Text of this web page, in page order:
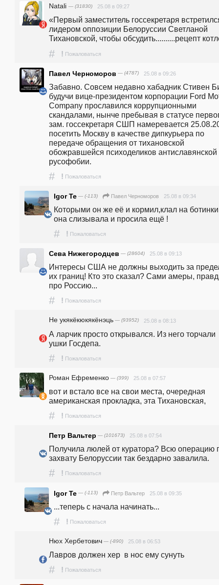
Natali — (31830) 25.08 в 09:27
«Первый заместитель госсекретаря
лидером оппозиции Белоруссии Светланой
Тихановской, чтобы обсудить..........рецепт
# ! Пожаловаться
Павел Черноморов — (4787) 25.08 в 09:26
Забавно. Совсем недавно хабадник Стивен
будучи вице-президентом корпорации Ford
Company прославился коррупционными
скандалами, нынче пребывая в статусе
зам. госсекретаря СШП намеревается
посетить Москву в качестве дипкурьера по
передаче обращения от тихановской
обожравшейся психоделиков антиславянской
русофобии.
# ! Пожаловаться
Igor Te — (-113) Павел Черноморов 25.08 в 09:34
Которыми он же её и кормил,клал на
она слизывала и просила ещё !
# ! Пожаловаться
Сева Нижегородцев — (28604) 25.08 в 09:13
Интересы США не должны выходить за
их границ! Кто это сказал? Сами амеры,
про Россию...
# ! Пожаловаться
Не укякёкюкякёнэць — (93952) 25.08 в 08:13
А ларчик просто открывался. Из него торчали
ушки Госдепа.
# ! Пожаловаться
Роман Ефременко — (399) 25.08 в 07:57
вот и встало все на свои места, очередная
американская прокладка, эта Тихановская,
# ! Пожаловаться
Петр Вальтер — (101673) 25.08 в 07:54
Получила люлей от куратора? Всю операцию
захвату Белоруссии так бездарно завалила.
# ! Пожаловаться
Igor Te — (-113) Петр Вальтер 25.08 в 09:35
...теперь с начала начинать...
# ! Пожаловаться
Нюх Хербетович — (-890) 25.08 в 06:53
Лавров должен хер  в нос ему сунуть
# ! Пожаловаться